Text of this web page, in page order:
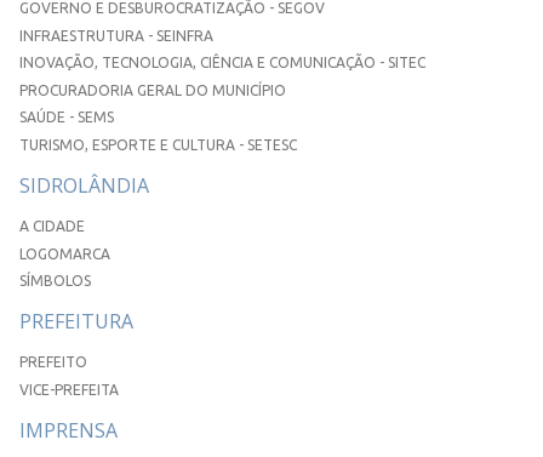
GOVERNO E DESBUROCRATIZAÇÃO - SEGOV
INFRAESTRUTURA - SEINFRA
INOVAÇÃO, TECNOLOGIA, CIÊNCIA E COMUNICAÇÃO - SITEC
PROCURADORIA GERAL DO MUNICÍPIO
SAÚDE - SEMS
TURISMO, ESPORTE E CULTURA - SETESC
SIDROLÂNDIA
A CIDADE
LOGOMARCA
SÍMBOLOS
PREFEITURA
PREFEITO
VICE-PREFEITA
IMPRENSA